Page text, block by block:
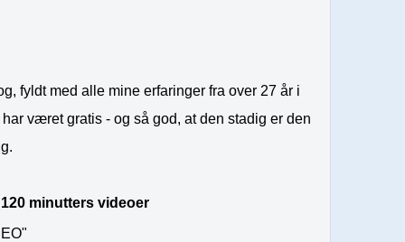
fyldt med alle mine erfaringer fra over 27 år i
været gratis - og så god, at den stadig er den
120 minutters videoer